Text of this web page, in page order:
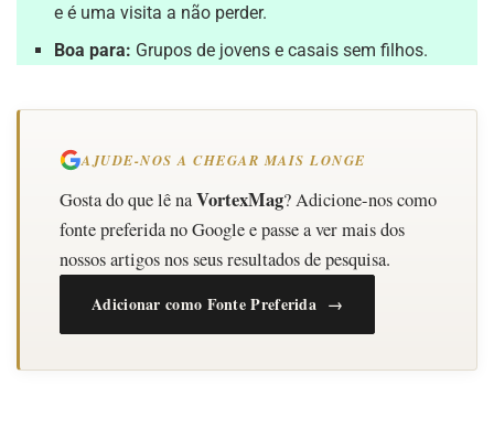
e é uma visita a não perder.
Boa para: Grupos de jovens e casais sem filhos.
AJUDE-NOS A CHEGAR MAIS LONGE
Gosta do que lê naVortexMag? Adicione-nos como
fonte preferida no Google e passe a ver mais dos
nossos artigos nos seus resultados de pesquisa.
Adicionar como Fonte Preferida →